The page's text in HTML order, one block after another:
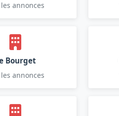
annonces
Bourget
annonces